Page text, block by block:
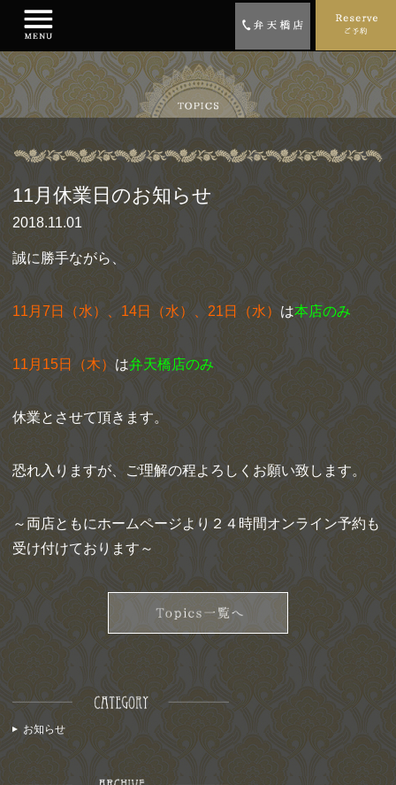
11月休業日のお知らせ
2018.11.01
誠に勝手ながら、
11月7日（水）、14日（水）、21日（水） は本店のみ
11月15日（木） は弁天橋店のみ
休業とさせて頂きます。
恐れ入りますが、ご理解の程よろしくお願い致します。
～両店ともにホームページより２４時間オンライン予約も
受け付けております～
お知らせ